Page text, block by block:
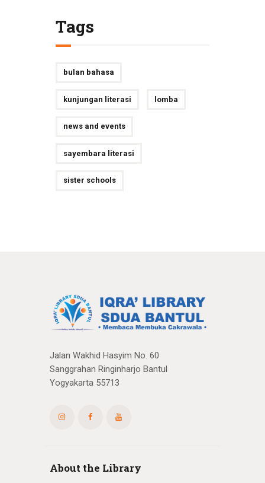
Tags
bulan bahasa
kunjungan literasi lomba
news and events
sayembara literasi
sister schools
Jalan Wakhid Hasyim No. 60
Sanggrahan Ringinharjo Bantul
Yogyakarta 55713
About the Library